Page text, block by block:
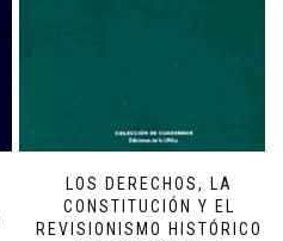
LOS DERECHOS, LA
CONSTITUCIÓN Y EL
REVISIONISMO HISTÓRICO